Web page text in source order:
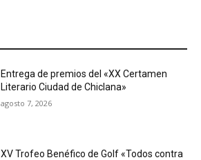
Entrega de premios del «XX Certamen
Literario Ciudad de Chiclana»
agosto 7, 2026
XV Trofeo Benéfico de Golf «Todos contra